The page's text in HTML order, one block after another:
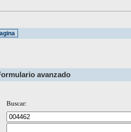
avanzado
Buscar: